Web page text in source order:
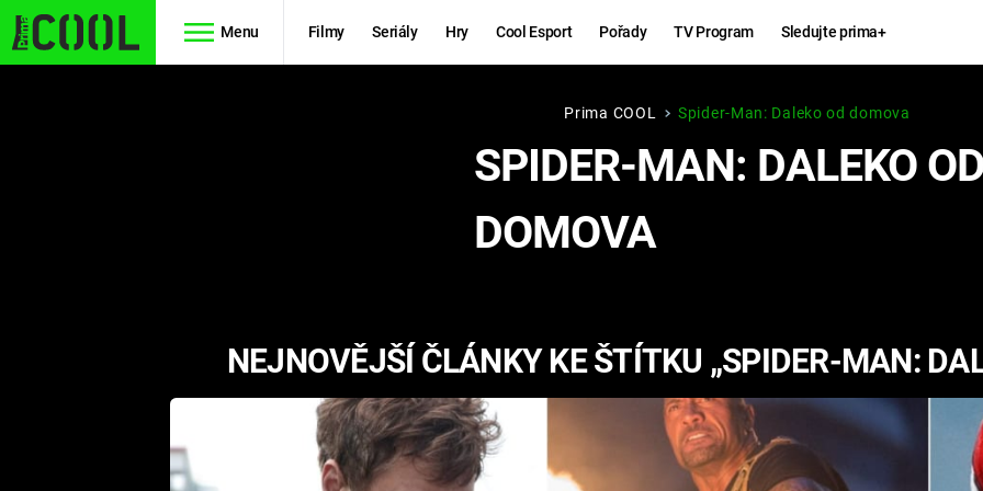
Menu Filmy Seriály Hry Cool Esport Pořady TV Program Sledujte prima+
FUTURAMA
PREDÁTOR
Hry
GTA 6
DELIVERANCE
ESPORT
Zábava
CHUCK
NORRIS
Prima COOL Spider-Man: Daleko od domova
SPIDER-MAN: DALEKO OD
DOMOVA
NEJNOVĚJŠÍ ČLÁNKY KE ŠTÍTKU „SPIDER-MAN: